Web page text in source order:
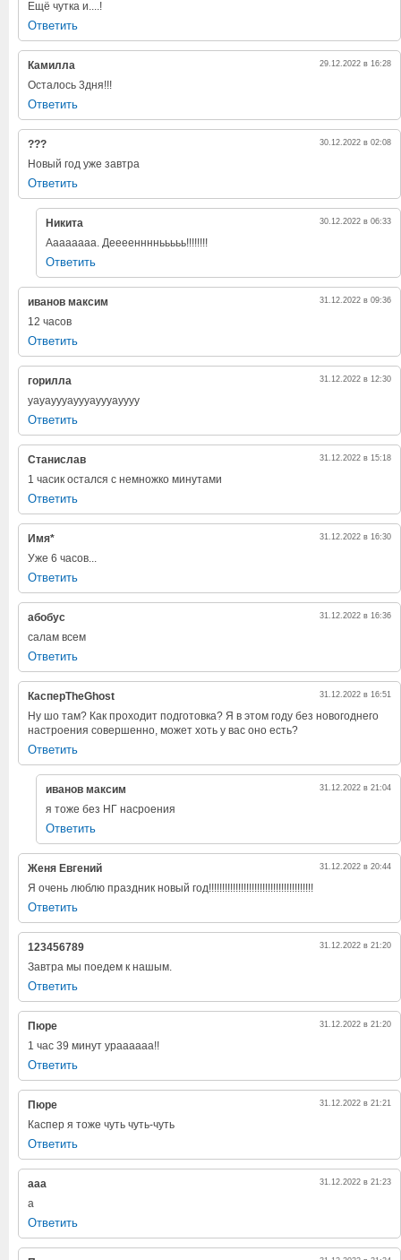
Ещё чутка и....!
Ответить
Камилла 29.12.2022 в 16:28
Осталось 3дня!!!
Ответить
??? 30.12.2022 в 02:08
Новый год уже завтра
Ответить
Никита 30.12.2022 в 06:33
Аааааааа. Дееееннннььььь!!!!!!!!
Ответить
иванов максим 31.12.2022 в 09:36
12 часов
Ответить
горилла 31.12.2022 в 12:30
уауауууауууауууауууу
Ответить
Станислав 31.12.2022 в 15:18
1 часик остался с немножко минутами
Ответить
Имя* 31.12.2022 в 16:30
Уже 6 часов...
Ответить
абобус 31.12.2022 в 16:36
салам всем
Ответить
КасперTheGhost 31.12.2022 в 16:51
Ну шо там? Как проходит подготовка? Я в этом году без новогоднего
настроения совершенно, может хоть у вас оно есть?
Ответить
иванов максим 31.12.2022 в 21:04
я тоже без НГ насроения
Ответить
Женя Евгений 31.12.2022 в 20:44
Я очень люблю праздник новый год!!!!!!!!!!!!!!!!!!!!!!!!!!!!!!!!!!!!!!!
Ответить
123456789 31.12.2022 в 21:20
Завтра мы поедем к нашым.
Ответить
Пюре 31.12.2022 в 21:20
1 час 39 минут ураааааа!!
Ответить
Пюре 31.12.2022 в 21:21
Каспер я тоже чуть чуть-чуть
Ответить
ааа 31.12.2022 в 21:23
а
Ответить